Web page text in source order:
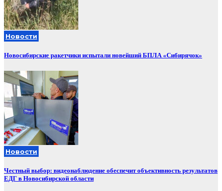
Новости
Новосибирские ракетчики испытали новейший БПЛА «Сибирячок»
Новости
Честный выбор: видеонаблюдение обеспечит объективность результатов
ЕДГ в Новосибирской области